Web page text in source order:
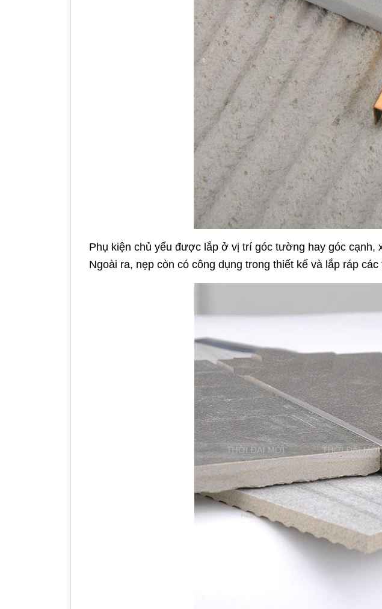
Phụ kiện chủ yếu được lắp ở vị trí góc tường hay góc
Ngoài ra, nẹp còn có công dụng trong thiết kế và lắp ráp